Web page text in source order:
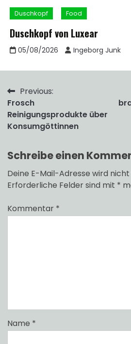
Duschkopf Food
Duschkopf von Luxear
05/08/2026 Ingeborg Junk
Beitragsnavigation
Previous:
Frosch
Reinigungsprodukte über
Konsumgöttinnen
Schreibe einen
Deine E-Mail-Adresse wird
Erforderliche Felder sind mit *
Kommentar *
Name *